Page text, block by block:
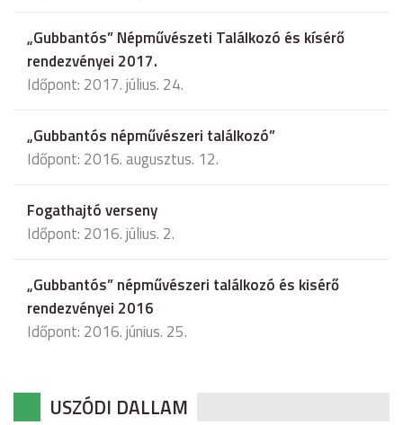
„Gubbantós” Népművészeti Találkozó és kísérő
rendezvényei 2017.
Időpont: 2017. július. 24.
„Gubbantós népművészeri találkozó”
Időpont: 2016. augusztus. 12.
Fogathajtó verseny
Időpont: 2016. július. 2.
„Gubbantós” népművészeri találkozó és kisérő
rendezvényei 2016
Időpont: 2016. június. 25.
USZÓDI DALLAM